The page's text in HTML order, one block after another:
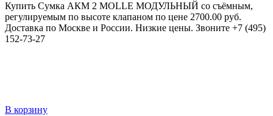
Купить Сумка АКМ 2 MOLLE МОДУЛЬНЫЙ со съёмным,
регулируемым по высоте клапаном по цене 2700.00 руб.
Доставка по Москве и России. Низкие цены. Звоните +7 (495)
152-73-27
В корзину